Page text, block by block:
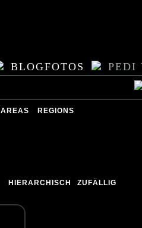
BLOGFOTOS PEDI
AREAS REGIONS
HIERARCHISCH ZUFÄLLIG